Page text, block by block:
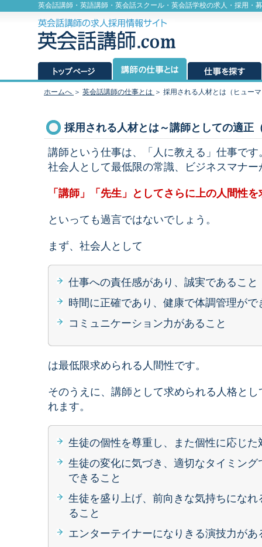
英会話講師・英語講師・英会話スクール・英会話学校の求人・採用・
ホームへ ＞ 英会話講師の仕事とは ＞ 採用される人材とは（ヒュー
採用される人材とは～講師としての適
講師という仕事は、「人に教える」仕事です
社会人として最低限の常識、ビジネスマナ
「講師」「先生」としてさらに上の人間性
といっても過言ではないでしょう。
まず、社会人として
仕事への責任感があり、誠実であること
時間に正確であり、健康で体調管理がで
コミュニケーション力があること
は最低限求められる人間性です。
そのうえに、講師として求められる人格と
れます。
生徒の個性を尊重し、また個性に応じた
生徒の変化に気づき、適切なタイミン
できること
生徒を盛り上げ、前向きな気持ちにな
ること
エンターテイナーになりきる演技力があ